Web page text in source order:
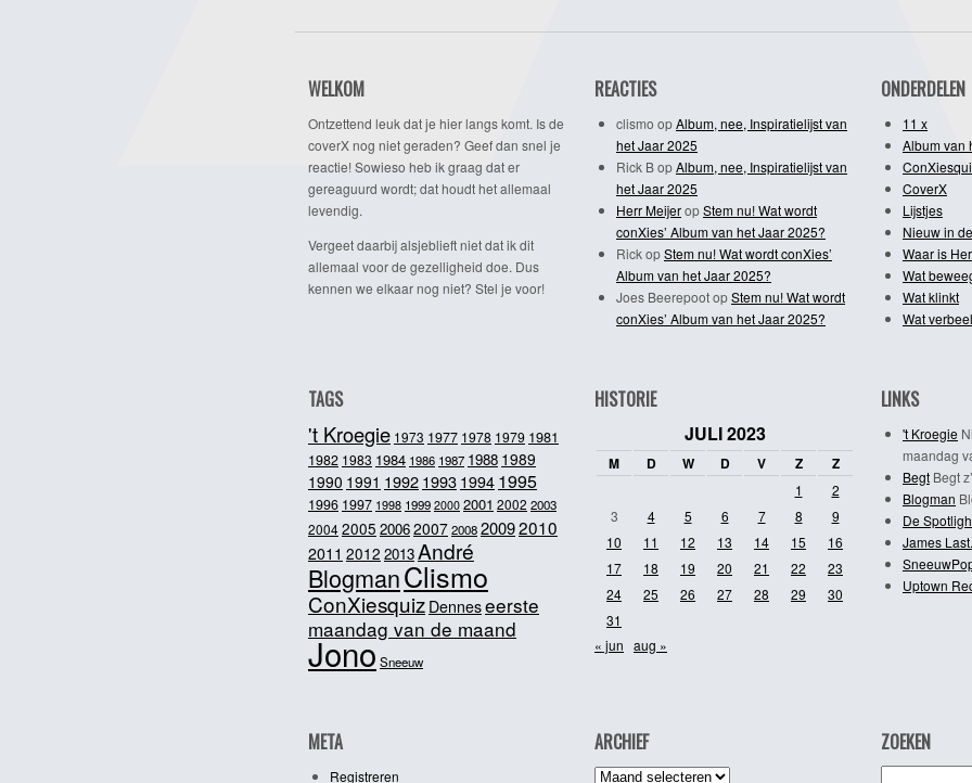
WELKOM
Ontzettend leuk dat je hier langs komt. Is de
coverX nog niet geraden? Geef dan snel je
reactie! Sowieso heb ik graag dat er
gereaguurd wordt; dat houdt het allemaal
levendig.
Vergeet daarbij alsjeblieft niet dat ik dit
allemaal voor de gezelligheid doe. Dus
kennen we elkaar nog niet? Stel je voor!
REACTIES
clismo opAlbum, nee, Inspiratielijst van
het Jaar 2025
Rick BopAlbum, nee, Inspiratielijst van
het Jaar 2025
Herr MeijeropStem nu! Wat wordt
conXies’ Album van het Jaar 2025?
RickopStem nu! Wat wordt conXies’
Album van het Jaar 2025?
Joes BeerepootopStem nu! Wat wordt
conXies’ Album van het Jaar 2025?
ONDERDELEN
11 x
Album van
CoverX
Lijstjes
Nieuw in
Waar is
Wat
Wat klinkt
Wat
TAGS
't Kroegie 1973 1977 1978 1979 1981
1982 1983 1984 1986 1987 1988 1989
1990 1991 19921993 1994 1995
1996 1997 1998 1999 2000 2001 2002 2003
20042005 20062007200820092010
2011 2012 2013André
BlogmanClismo
ConXiesquiz Denneseerste
maandag van de maand
JonoSneeuw
HISTORIE
JULI 2023
M D W D V Z Z
1
2
3
4 5 6 7 8
9
10
11 12 13 14 15
16
17
18 19 20 21 22
23
24
25 26 27 28 29
30
31
« jun aug »
LINKS
't Kroegie
maandag
Begt Begt
Blogman
De
James
Uptown
META
Registreren
ARCHIEF
Archief
ZOEKEN